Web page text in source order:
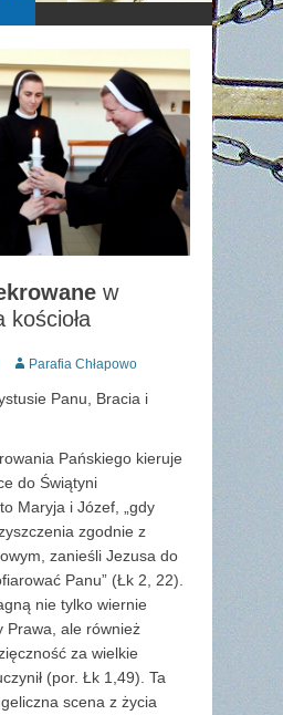
w
kościoła
Author
Parafia Chłapowo
Panu, Bracia i
Pańskiego kieruje
do Świątyni
Maryja i Józef, „gdy
zgodnie z
zanieśli Jezusa do
Panu” (Łk 2, 22).
nie tylko wiernie
Prawa, ale również
za wielkie
(por. Łk 1,49). Ta
scena z życia